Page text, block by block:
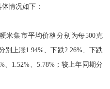
情况如下：
米集市平均价格分别为每500克
别上涨1.94% 、下跌2.26%、下跌
1.52% 5.78%；较上年同期分